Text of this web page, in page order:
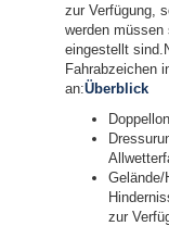
zur Verfügung,
werden
eingestellt
Fahrabzeichen
an:Überblick
Gelände/
zur